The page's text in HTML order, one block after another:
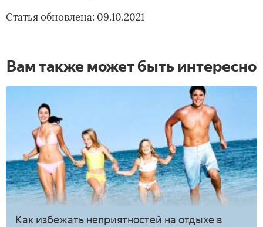
Статья обновлена: 09.10.2021
Вам также может быть интересно
Как избежать неприятностей на отдыхе в